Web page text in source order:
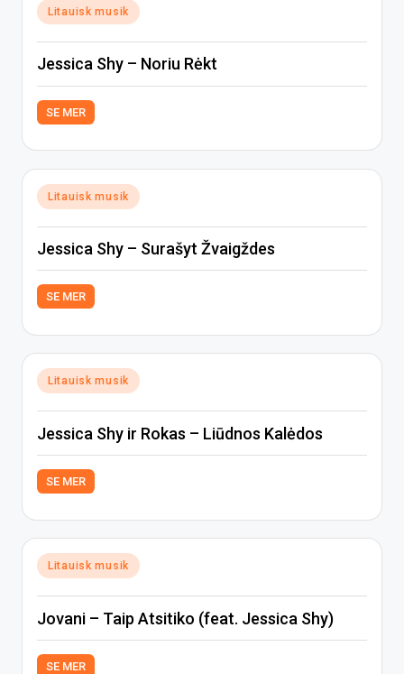
Posted
in
Litauisk musik
Jessica Shy – Noriu Rėkt
SE MER
Posted
in
Litauisk musik
Jessica Shy – Surašyt Žvaigždes
SE MER
Posted
in
Litauisk musik
Jessica Shy ir Rokas – Liūdnos Kalėdos
SE MER
Posted
in
Litauisk musik
Jovani – Taip Atsitiko (feat. Jessica Shy)
SE MER